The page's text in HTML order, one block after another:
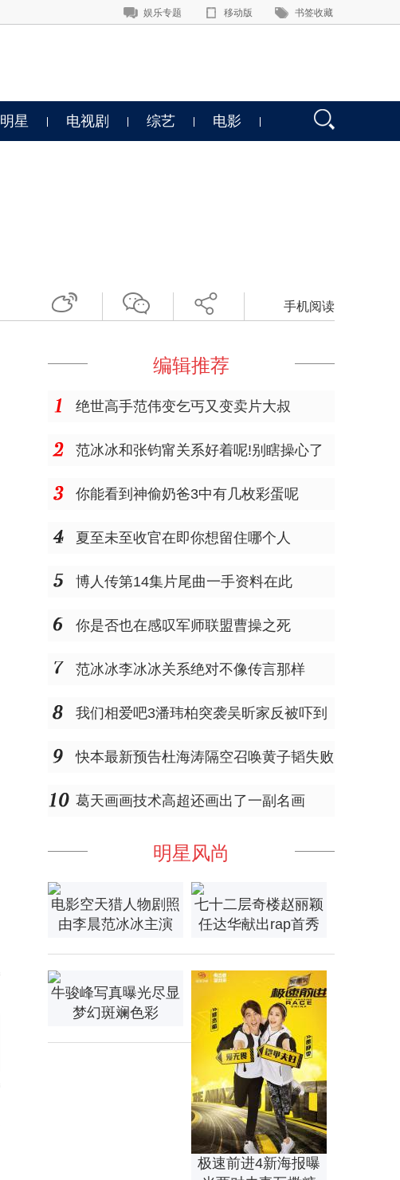
娱乐专题 移动版 书签收藏
明星 电视剧 综艺 电影
手机阅读
编辑推荐
绝世高手范伟变乞丐又变卖片大叔
范冰冰和张钧甯关系好着呢!别瞎操心了
你能看到神偷奶爸3中有几枚彩蛋呢
夏至未至收官在即你想留住哪个人
博人传第14集片尾曲一手资料在此
你是否也在感叹军师联盟曹操之死
范冰冰李冰冰关系绝对不像传言那样
我们相爱吧3潘玮柏突袭吴昕家反被吓到
快本最新预告杜海涛隔空召唤黄子韬失败
葛天画画技术高超还画出了一副名画
明星风尚
电影空天猎人物剧照
由李晨范冰冰主演
七十二层奇楼赵丽颖
任达华献出rap首秀
牛骏峰写真曝光尽显
梦幻斑斓色彩
极速前进4新海报曝